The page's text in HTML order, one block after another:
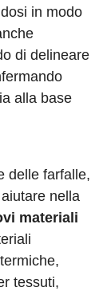
in modo
di delineare
alla base
delle farfalle,
nella
materiali
tessuti,